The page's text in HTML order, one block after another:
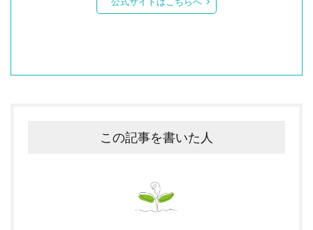
この記事を書いた人